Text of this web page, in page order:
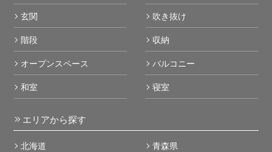
玄関
吹き抜け
階段
収納
オープンスペース
バルコニー
和室
寝室
エリアから探す
北海道
青森県